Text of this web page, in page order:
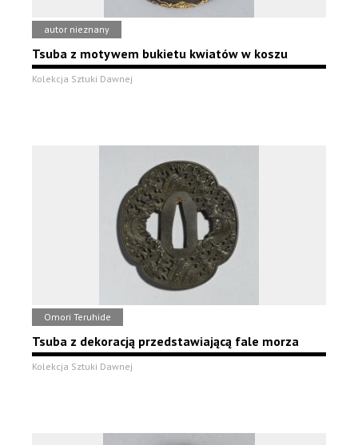
autor nieznany
Tsuba z motywem bukietu kwiatów w koszu
Kolekcja Sztuki Dawnej
Omori Teruhide
Tsuba z dekoracją przedstawiającą fale morza
Kolekcja Sztuki Dawnej